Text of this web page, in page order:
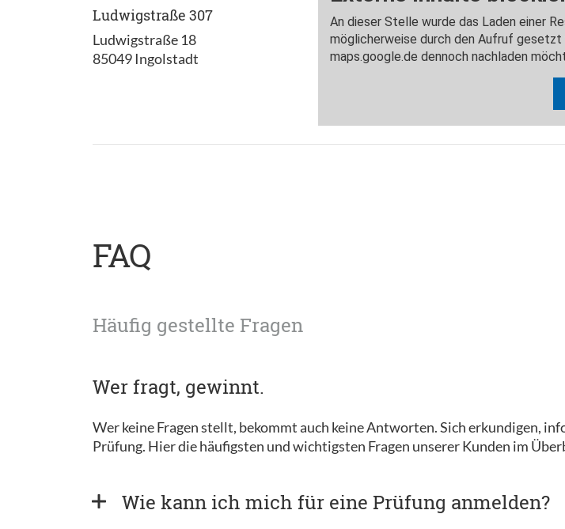
Ludwigstraße 307
Ludwigstraße 18
85049 Ingolstadt
FAQ
Häufig gestellte Fragen
Wer fragt, gewinnt.
Wer keine Fragen stellt, bekommt auch keine Antworten. Sich erkundigen,
Prüfung. Hier die häufigsten und wichtigsten Fragen unserer Kunden im
Wie kann ich mich für eine Prüfung anmelden?